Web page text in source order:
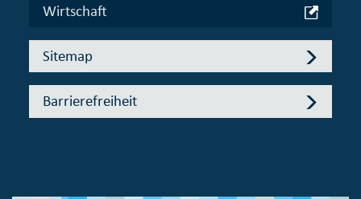
Wirtschaft
Sitemap
Barrierefreiheit